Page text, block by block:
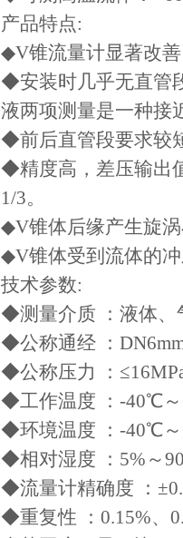
产品特点:
◆V锥流量计显著改
◆安装时几乎无直管
液两项测量是一种接
◆前后直管段要求较
◆精度高，差压输出
1/3。
◆V锥体后缘产生旋
◆V锥体受到流体的
技术参数:
◆测量介质 ：液体、
◆公称通经 ：
◆公称压力 ：
◆工作温度 ：-40℃
◆环境温度 ：-40℃
◆相对湿度 ：5%～
◆流量计精确度 ：
◆重复性 ：0.15%、